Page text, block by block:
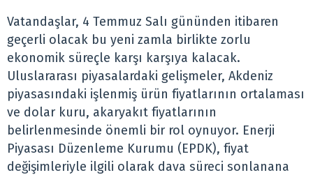
Vatandaşlar, 4 Temmuz Salı gününden itibaren
geçerli olacak bu yeni zamla birlikte zorlu
ekonomik süreçle karşı karşıya kalacak.
Uluslararası piyasalardaki gelişmeler, Akdeniz
piyasasındaki işlenmiş ürün fiyatlarının ortalaması
ve dolar kuru, akaryakıt fiyatlarının
belirlenmesinde önemli bir rol oynuyor. Enerji
Piyasası Düzenleme Kurumu (EPDK), fiyat
değişimleriyle ilgili olarak dava süreci sonlanana